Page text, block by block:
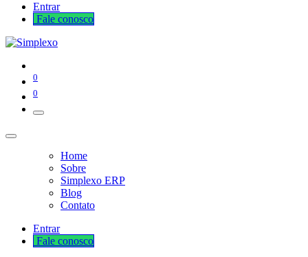
Entrar
Fale cono​​​​​​​​sco
0
0
Home
Sobre
Simplexo ERP
Blog
Contato
Entrar
Fale cono​​​​​​​​sco